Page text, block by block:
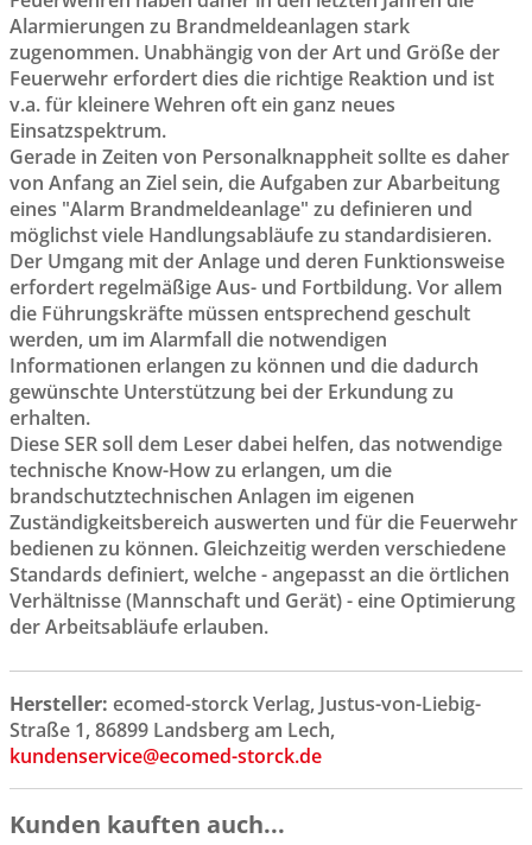
Alarmierungen zu Brandmeldeanlagen stark
zugenommen. Unabhängig von der Art und Größe der
Feuerwehr erfordert dies die richtige Reaktion und ist
v.a. für kleinere Wehren oft ein ganz neues
Einsatzspektrum.
Gerade in Zeiten von Personalknappheit sollte es daher
von Anfang an Ziel sein, die Aufgaben zur Abarbeitung
eines "Alarm Brandmeldeanlage" zu definieren und
möglichst viele Handlungsabläufe zu standardisieren.
Der Umgang mit der Anlage und deren Funktionsweise
erfordert regelmäßige Aus- und Fortbildung. Vor allem
die Führungskräfte müssen entsprechend geschult
werden, um im Alarmfall die notwendigen
Informationen erlangen zu können und die dadurch
gewünschte Unterstützung bei der Erkundung zu
erhalten.
Diese SER soll dem Leser dabei helfen, das notwendige
technische Know-How zu erlangen, um die
brandschutztechnischen Anlagen im eigenen
Zuständigkeitsbereich auswerten und für die Feuerwehr
bedienen zu können. Gleichzeitig werden verschiedene
Standards definiert, welche - angepasst an die örtlichen
Verhältnisse (Mannschaft und Gerät) - eine Optimierung
der Arbeitsabläufe erlauben.
Hersteller: ecomed-storck Verlag, Justus-von-Liebig-
Straße 1, 86899 Landsberg am Lech,
kundenservice@ecomed-storck.de
Kunden kauften auch...